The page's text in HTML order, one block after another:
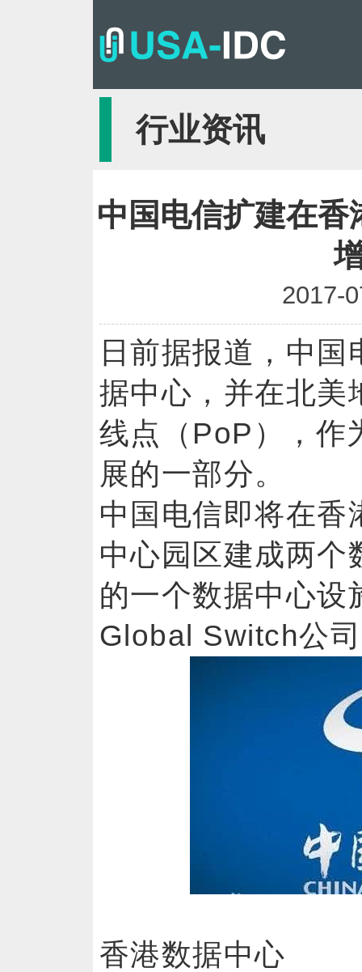
行业资讯
中国电信扩建在
2017-
日前据报道，中
据中心，并在北美
线点（PoP），作
展的一部分。
中国电信即将在香
中心园区建成两个
的一个数据中心设
Global Switch公
香港数据中心